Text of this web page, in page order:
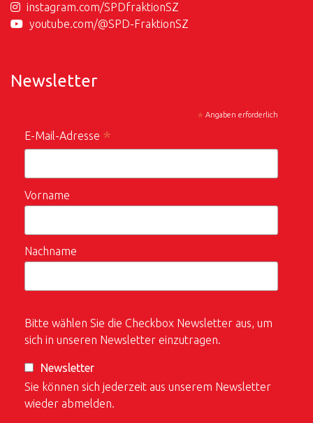
instagram.com/SPDfraktionSZ
youtube.com/@SPD-FraktionSZ
Newsletter
* Angaben erforderlich
E-Mail-Adresse *
Vorname
Nachname
Bitte wählen Sie die Checkbox Newsletter aus, um
sich in unseren Newsletter einzutragen.
Newsletter
Sie können sich jederzeit aus unserem Newsletter
wieder abmelden.